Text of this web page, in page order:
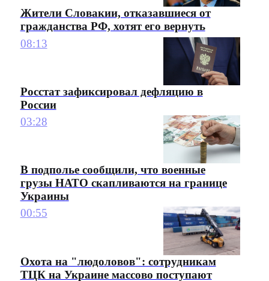
Жители Словакии, отказавшиеся от
гражданства РФ, хотят его вернуть
08:13
Росстат зафиксировал дефляцию в
России
03:28
В подполье сообщили, что военные
грузы НАТО скапливаются на границе
Украины
00:55
Охота на "людоловов": сотрудникам
ТЦК на Украине массово поступают